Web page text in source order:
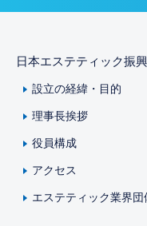
日本エステティック振
設立の経緯・目的
理事長挨拶
役員構成
アクセス
エステティック業界団